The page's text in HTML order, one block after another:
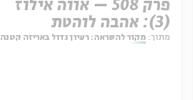
פרק 508 – אווה אילוז
(3): אהבה לוהטת
מתוך: מקור להשראה: רעיון גדול באריזה קטנה